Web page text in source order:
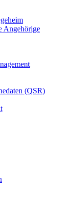
Angehörige
(QSR)